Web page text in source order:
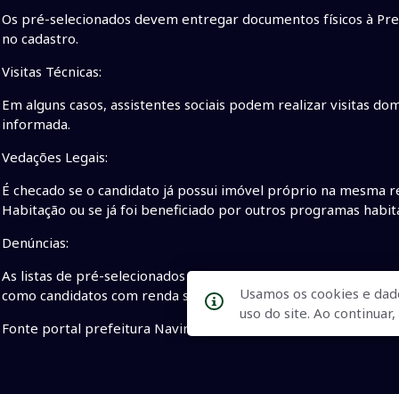
Os pré-selecionados devem entregar documentos físicos à
no cadastro.
Visitas Técnicas:
Em alguns casos, assistentes sociais podem realizar visitas
informada.
Vedações Legais:
É checado se o candidato já possui imóvel próprio na
Habitação ou se já foi beneficiado por outros programas
Denúncias:
As listas de pré-selecionados são públicas, permitindo que
como candidatos com renda superior ao permitido ou que já
Fonte portal prefeitura Naviraí
Usamos os cookies e
uso do site. Ao